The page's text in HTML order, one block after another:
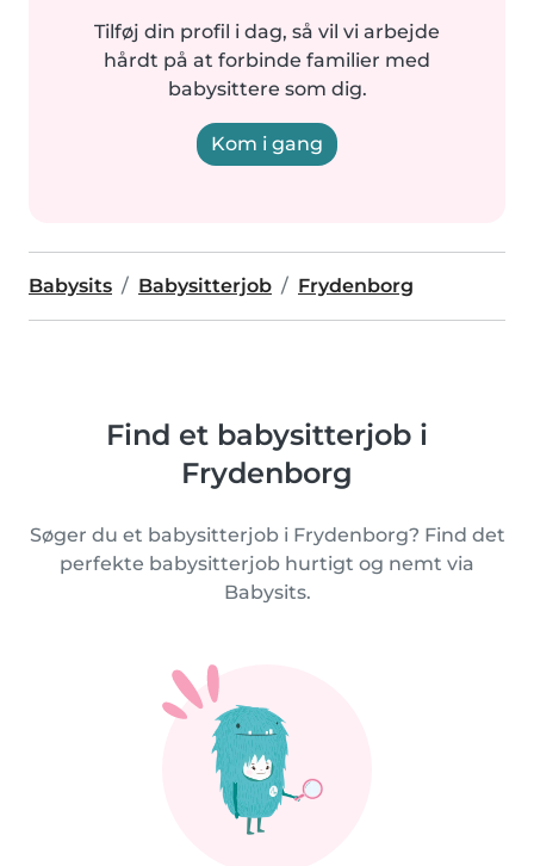
Tilføj din profil i dag, så vil vi arbejde
hårdt på at forbinde familier med
babysittere som dig.
Kom i gang
Babysits Babysitterjob Frydenborg
Find et babysitterjob i
Frydenborg
Søger du et babysitterjob i Frydenborg? Find det
perfekte babysitterjob hurtigt og nemt via
Babysits.